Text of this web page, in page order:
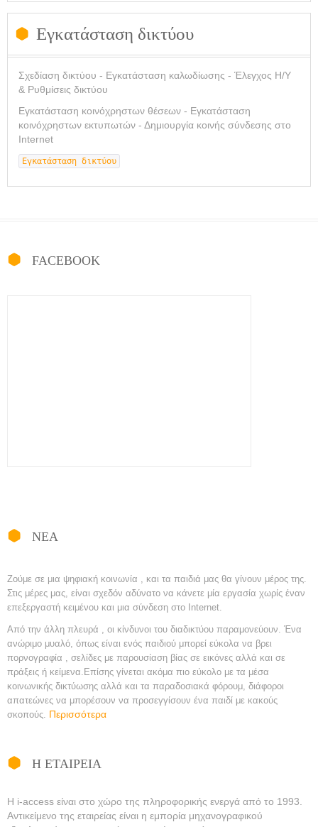
Εγκατάσταση δικτύου
Σχεδίαση δικτύου - Εγκατάσταση καλωδίωσης - Έλεγχος Η/Υ
& Ρυθμίσεις δικτύου
Εγκατάσταση κοινόχρηστων θέσεων - Εγκατάσταση
κοινόχρηστων εκτυπωτών - Δημιουργία κοινής σύνδεσης στο
Internet
Εγκατάσταση δικτύου
FACEBOOK
ΝΕΑ
Ζούμε σε μια ψηφιακή κοινωνία , και τα παιδιά μας θα γίνουν μέρος της.
Στις μέρες μας, είναι σχεδόν αδύνατο να κάνετε μία εργασία χωρίς έναν
επεξεργαστή κειμένου και μια σύνδεση στο Internet.
Από την άλλη πλευρά , οι κίνδυνοι του διαδικτύου παραμονεύουν. Ένα
ανώριμο μυαλό, όπως είναι ενός παιδιού μπορεί εύκολα να βρει
πορνογραφία , σελίδες με παρουσίαση βίας σε εικόνες αλλά και σε
πράξεις ή κείμενα. Επίσης γίνεται ακόμα πιο εύκολο με τα μέσα
κοινωνικής δικτύωσης αλλά και τα παραδοσιακά φόρουμ, διάφοροι
απατεώνες να μπορέσουν να προσεγγίσουν ένα παιδί με κακούς
σκοπούς. Περισσότερα
Η ΕΤΑΙΡΕΙΑ
Η i-access είναι στο χώρο της πληροφορικής ενεργά από το 1993.
Αντικείμενο της εταιρείας είναι η εμπορία μηχανογραφικού